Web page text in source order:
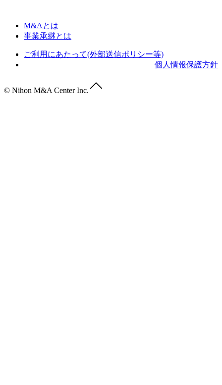
M&Aとは
事業承継とは
ご利用にあたって(外部送信ポリシー等)
個人情報保護方針
© Nihon M&A Center Inc.